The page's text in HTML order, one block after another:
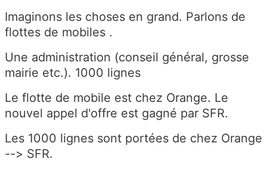
Imaginons les choses en grand. Parlons de
flottes de mobiles .
Une administration (conseil général, grosse
mairie etc.). 1000 lignes
Le flotte de mobile est chez Orange. Le
nouvel appel d'offre est gagné par SFR.
Les 1000 lignes sont portées de chez Orange
--> SFR.